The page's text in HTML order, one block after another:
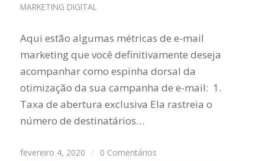
MARKETING DIGITAL
Aqui estão algumas métricas de e-mail
marketing que você definitivamente deseja
acompanhar como espinha dorsal da
otimização da sua campanha de e-mail: 1.
Taxa de abertura exclusiva Ela rastreia o
número de destinatários…
fevereiro 4, 2020 / 0 Comentários